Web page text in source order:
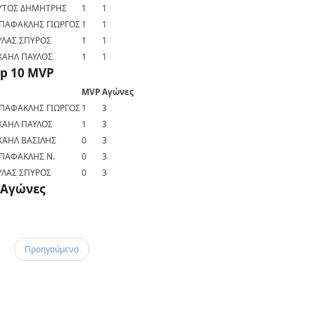
ΔΗΜΗΤΡΗΣ
1
1
ΓΙΩΡΓΟΣ1
1
ΣΠΥΡΟΣ
1
1
ΠΑΥΛΟΣ
1 1
10 MVP
MVPΑγώνες
ΓΙΩΡΓΟΣ1
3
ΠΑΥΛΟΣ
1
3
ΒΑΣΙΛΗΣ
0
3
Ν.
0
3
ΣΠΥΡΟΣ
0 3
Αγώνες
Προηγούμενο